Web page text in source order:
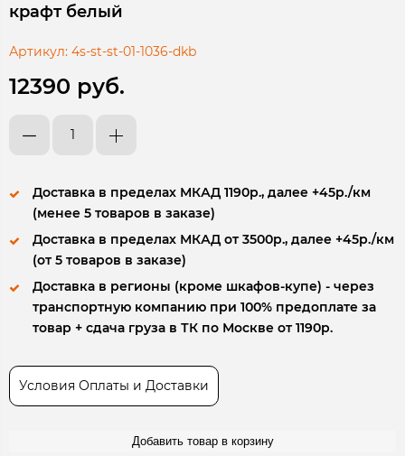
крафт белый
Артикул: 4s-st-st-01-1036-dkb
12390 руб.
Доставка в пределах МКАД 1190р., далее +45р./км
(менее 5 товаров в заказе)
Доставка в пределах МКАД от 3500р., далее +45р./км
(от 5 товаров в заказе)
Доставка в регионы (кроме шкафов-купе) - через
транспортную компанию при 100% предоплате за
товар + сдача груза в ТК по Москве от 1190р.
Условия Оплаты и Доставки
Добавить товар в корзину